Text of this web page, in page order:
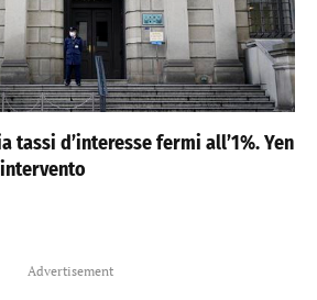
tassi d’interesse fermi all’1%. Yen
Advertisement